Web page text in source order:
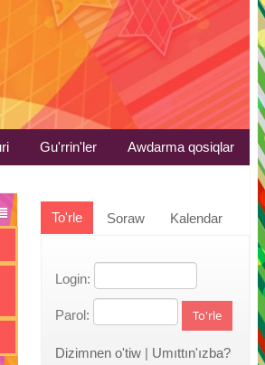
Gu'rrin'ler Awdarma qosiqlar
To'rle Soraw Kalendar
Login:
Parol: To'rle
Dizimnen o'tiw | Umıttın'ızba?